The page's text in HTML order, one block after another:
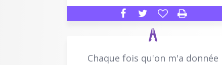
Chaque fois qu'on m'a donnée